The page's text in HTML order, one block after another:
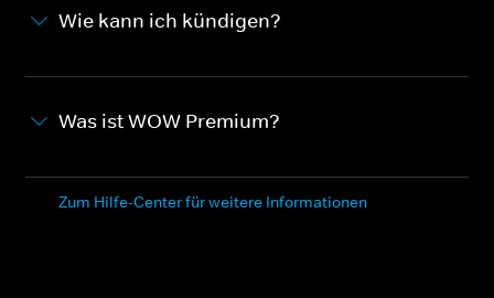
Wie kann ich kündigen?
Was ist WOW Premium?
Zum Hilfe-Center für weitere Informationen